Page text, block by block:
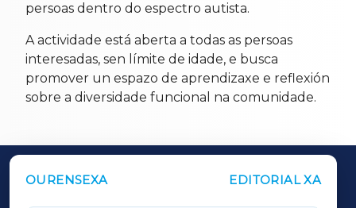
persoas dentro do espectro autista.
A actividade está aberta a todas as persoas
interesadas, sen límite de idade, e busca
promover un espazo de aprendizaxe e reflexión
sobre a diversidade funcional na comunidade.
OURENSEXA EDITORIAL XA
OUTROS PERIÓDICOS